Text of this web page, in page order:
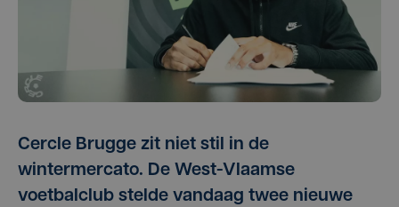
Cercle Brugge zit niet stil in de
wintermercato. De West-Vlaamse
voetbalclub stelde vandaag twee nieuwe